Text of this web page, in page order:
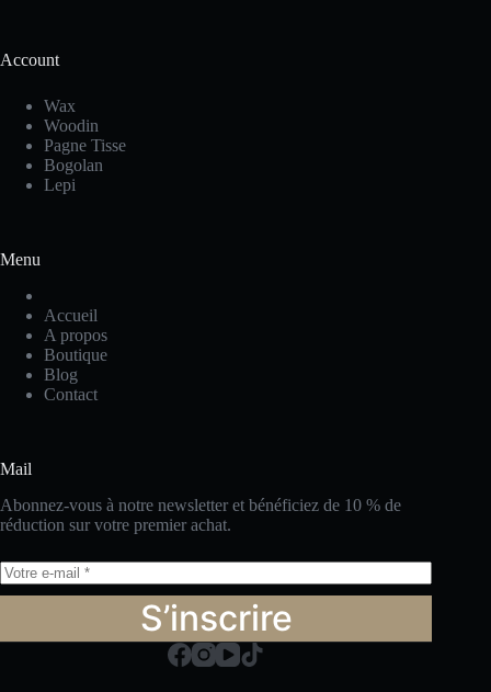
Account
Wax
Woodin
Pagne Tisse
Bogolan
Lepi
Menu
Accueil
A propos
Boutique
Blog
Contact
Mail
Abonnez-vous à notre newsletter et bénéficiez de 10 % de
réduction sur votre premier achat.
S’inscrire